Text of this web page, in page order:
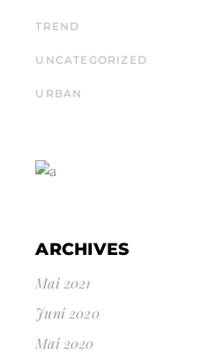
TREND
UNCATEGORIZED
URBAN
ARCHIVES
Mai 2021
Juni 2020
Mai 2020